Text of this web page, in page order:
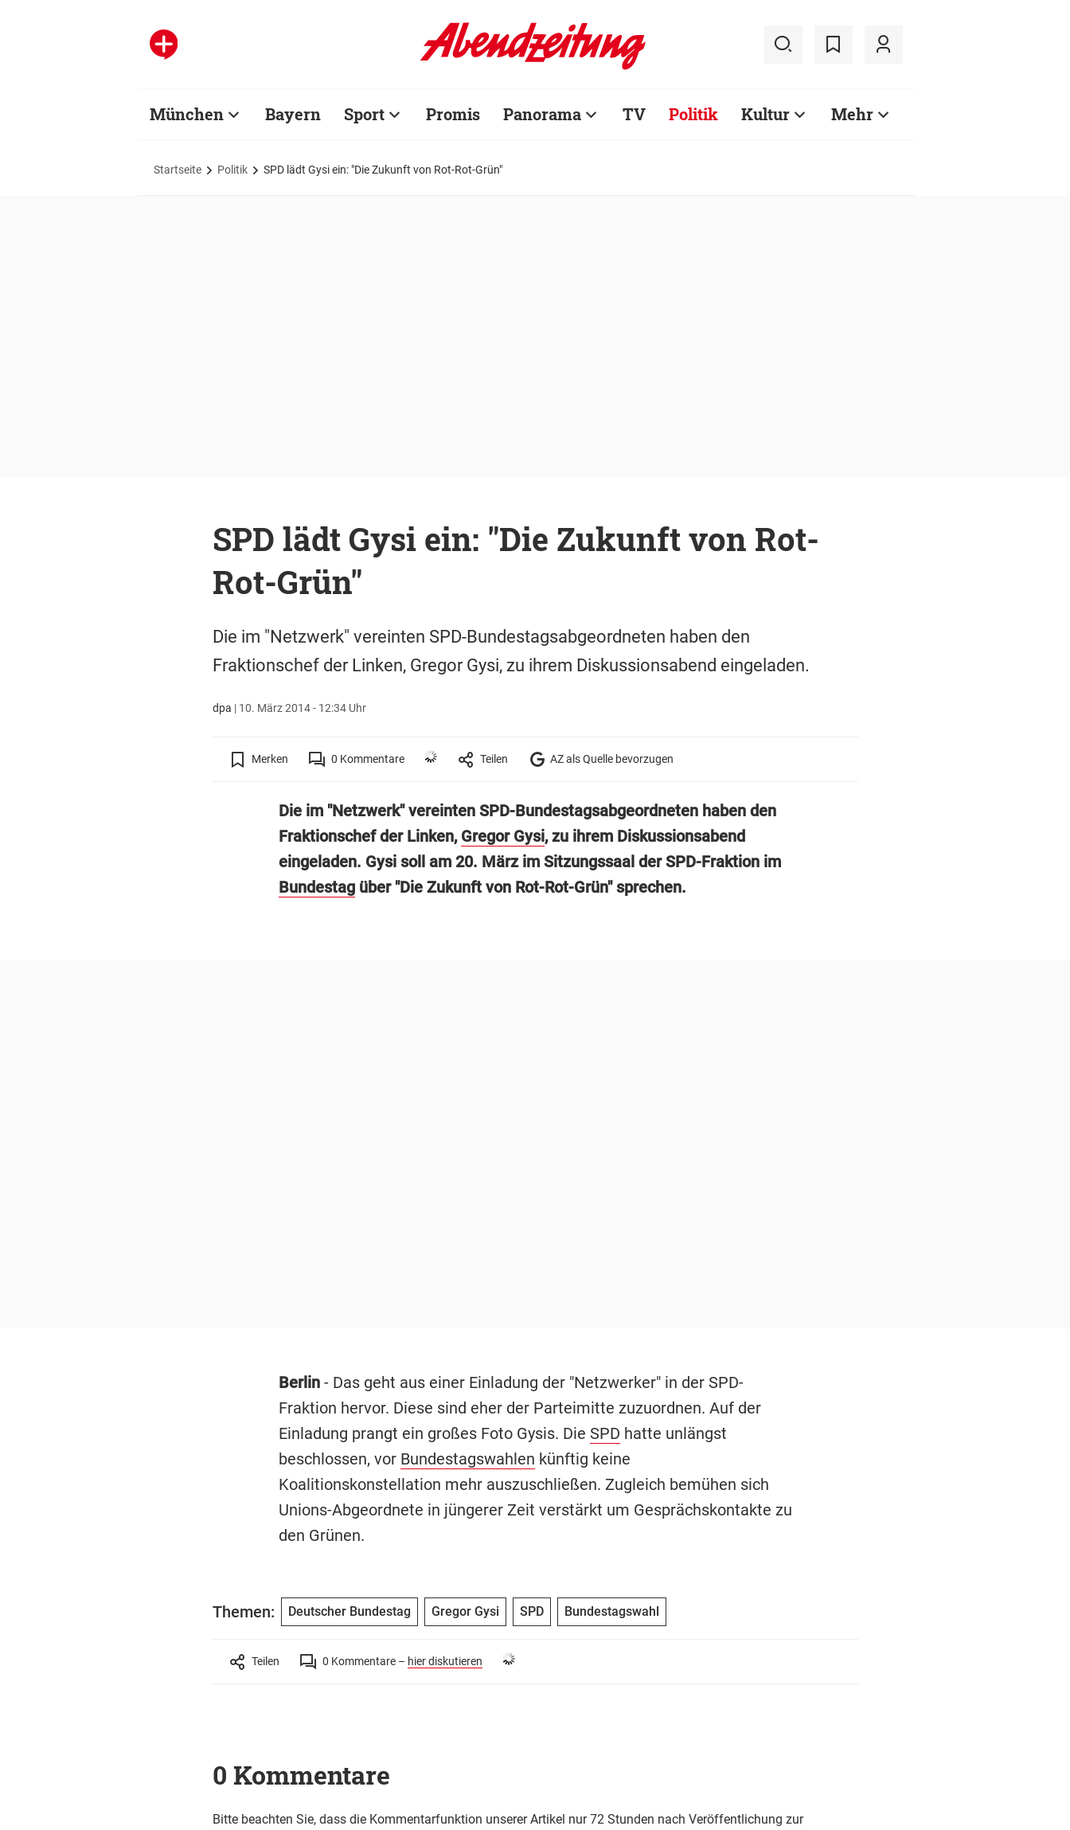
München Bayern Sport Promis Panorama TV Politik Kultur Mehr
Startseite Politik SPD lädt Gysi ein: "Die Zukunft von Rot-Rot-Grün"
SPD lädt Gysi ein: "Die Zukunft von Rot-
Rot-Grün"
Die im "Netzwerk" vereinten SPD-Bundestagsabgeordneten haben den
Fraktionschef der Linken, Gregor Gysi, zu ihrem Diskussionsabend eingeladen.
dpa | 10. März 2014 - 12:34 Uhr
Merken 0 Kommentare Teilen AZ als Quelle bevorzugen
Die im "Netzwerk" vereinten SPD-Bundestagsabgeordneten haben den
Fraktionschef der Linken, Gregor Gysi, zu ihrem Diskussionsabend
eingeladen. Gysi soll am 20. März im Sitzungssaal der SPD-Fraktion im
Bundestagüber "Die Zukunft von Rot-Rot-Grün" sprechen.
Berlin- Das geht aus einer Einladung der "Netzwerker" in der SPD-
Fraktion hervor. Diese sind eher der Parteimitte zuzuordnen. Auf der
Einladung prangt ein großes Foto Gysis. Die SPD hatte unlängst
beschlossen, vor Bundestagswahlen künftig keine
Koalitionskonstellation mehr auszuschließen. Zugleich bemühen sich
Unions-Abgeordnete in jüngerer Zeit verstärkt um Gesprächskontakte zu
den Grünen.
Themen: Deutscher Bundestag Gregor Gysi SPD Bundestagswahl
Teilen 0 Kommentare – hier diskutieren
0 Kommentare
Bitte beachten Sie, dass die Kommentarfunktion unserer Artikel nur 72 Stunden nach Veröffentlichung zur